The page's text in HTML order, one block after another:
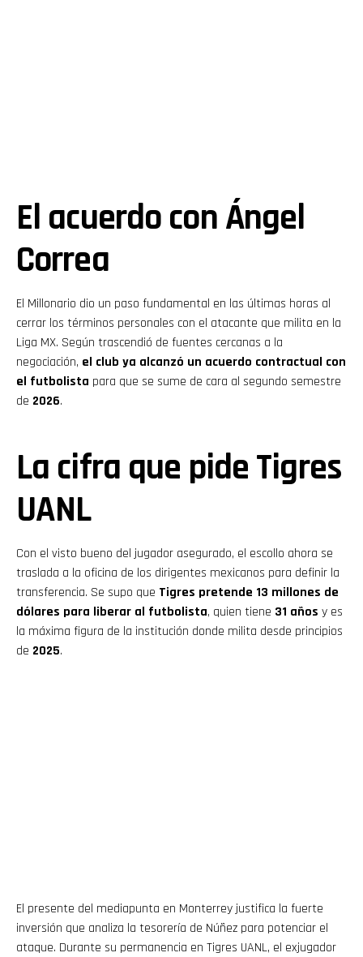
El acuerdo con Ángel
Correa
El Millonario dio un paso fundamental en las últimas horas al
cerrar los términos personales con el atacante que milita en la
Liga MX. Según trascendió de fuentes cercanas a la
negociación, el club ya alcanzó un acuerdo contractual con
el futbolista para que se sume de cara al segundo semestre
de 2026.
La cifra que pide Tigres
UANL
Con el visto bueno del jugador asegurado, el escollo ahora se
traslada a la oficina de los dirigentes mexicanos para definir la
transferencia. Se supo que Tigres pretende 13 millones de
dólares para liberar al futbolista, quien tiene 31 años y es
la máxima figura de la institución donde milita desde principios
de 2025.
El presente del mediapunta en Monterrey justifica la fuerte
inversión que analiza la tesorería de Núñez para potenciar el
ataque. Durante su permanencia en Tigres UANL, el exjugador